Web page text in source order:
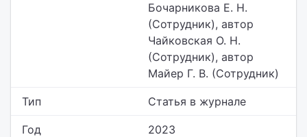
Бочарникова Е. Н.
(Сотрудник), автор
Чайковская О. Н.
(Сотрудник), автор
Майер Г. В. (Сотрудник)
Тип Статья в журнале
Год 2023